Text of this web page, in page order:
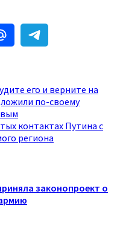
его и верните на
по-своему
контактах Путина с
региона
законопроект о